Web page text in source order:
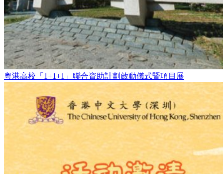
粵港高校「1+1+1」聯合資助計劃啟動儀式暨項目展